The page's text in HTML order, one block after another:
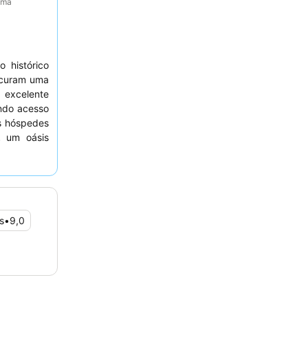
histórico
uma
acesso
hóspedes
um oásis
e
solicitar
•9,0